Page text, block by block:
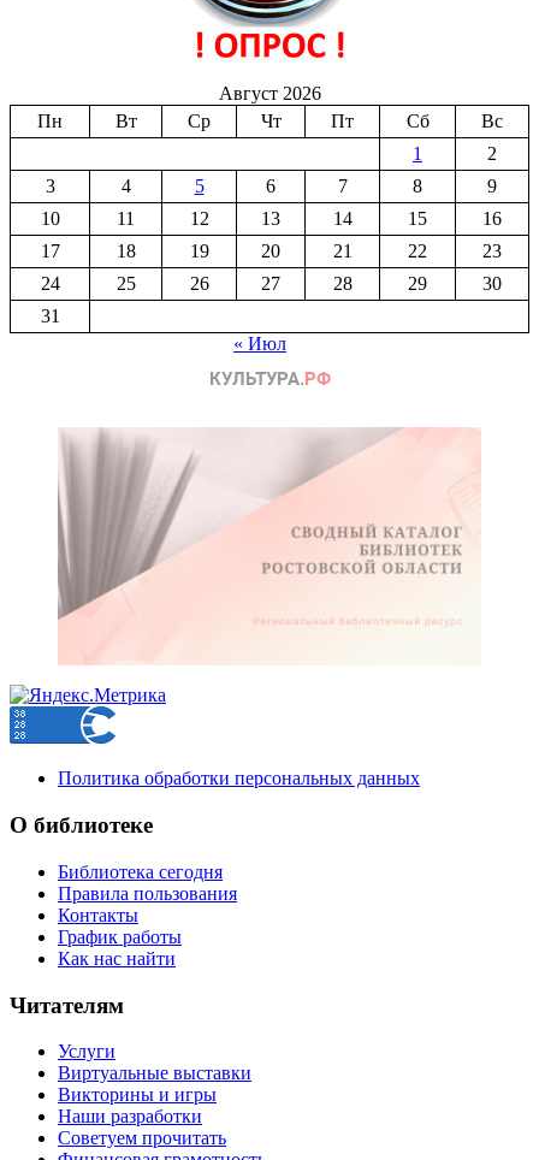
Август 2026
Пн
Вт Ср Чт Пт Сб
Вс
1
2
3
4 5 6 7 8
9
10
11 12 13 14 15
16
17
18 19 20 21 22
23
24
25 26 27 28 29
30
31
« Июл
Политика обработки персональных данных
О библиотеке
Библиотека сегодня
Правила пользования
Контакты
График работы
Как нас найти
Читателям
Услуги
Виртуальные выставки
Викторины и игры
Наши разработки
Советуем прочитать